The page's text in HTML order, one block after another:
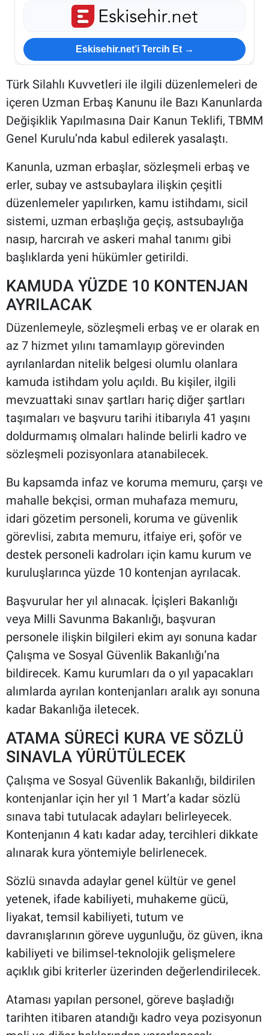
Eskisehir.net’i Tercih Et →
Türk Silahlı Kuvvetleri ile ilgili düzenlemeleri de
içeren Uzman Erbaş Kanunu ile Bazı Kanunlarda
Değişiklik Yapılmasına Dair Kanun Teklifi, TBMM
Genel Kurulu’nda kabul edilerek yasalaştı.
Kanunla, uzman erbaşlar, sözleşmeli erbaş ve
erler, subay ve astsubaylara ilişkin çeşitli
düzenlemeler yapılırken, kamu istihdamı, sicil
sistemi, uzman erbaşlığa geçiş, astsubaylığa
nasıp, harcırah ve askeri mahal tanımı gibi
başlıklarda yeni hükümler getirildi.
KAMUDA YÜZDE 10 KONTENJAN
AYRILACAK
Düzenlemeyle, sözleşmeli erbaş ve er olarak en
az 7 hizmet yılını tamamlayıp görevinden
ayrılanlardan nitelik belgesi olumlu olanlara
kamuda istihdam yolu açıldı. Bu kişiler, ilgili
mevzuattaki sınav şartları hariç diğer şartları
taşımaları ve başvuru tarihi itibarıyla 41 yaşını
doldurmamış olmaları halinde belirli kadro ve
sözleşmeli pozisyonlara atanabilecek.
Bu kapsamda infaz ve koruma memuru, çarşı ve
mahalle bekçisi, orman muhafaza memuru,
idari gözetim personeli, koruma ve güvenlik
görevlisi, zabıta memuru, itfaiye eri, şoför ve
destek personeli kadroları için kamu kurum ve
kuruluşlarınca yüzde 10 kontenjan ayrılacak.
Başvurular her yıl alınacak. İçişleri Bakanlığı
veya Milli Savunma Bakanlığı, başvuran
personele ilişkin bilgileri ekim ayı sonuna kadar
Çalışma ve Sosyal Güvenlik Bakanlığı’na
bildirecek. Kamu kurumları da o yıl yapacakları
alımlarda ayrılan kontenjanları aralık ayı sonuna
kadar Bakanlığa iletecek.
ATAMA SÜRECİ KURA VE SÖZLÜ
SINAVLA YÜRÜTÜLECEK
Çalışma ve Sosyal Güvenlik Bakanlığı, bildirilen
kontenjanlar için her yıl 1 Mart’a kadar sözlü
sınava tabi tutulacak adayları belirleyecek.
Kontenjanın 4 katı kadar aday, tercihleri dikkate
alınarak kura yöntemiyle belirlenecek.
Sözlü sınavda adaylar genel kültür ve genel
yetenek, ifade kabiliyeti, muhakeme gücü,
liyakat, temsil kabiliyeti, tutum ve
davranışlarının göreve uygunluğu, öz güven, ikna
kabiliyeti ve bilimsel-teknolojik gelişmelere
açıklık gibi kriterler üzerinden değerlendirilecek.
Ataması yapılan personel, göreve başladığı
tarihten itibaren atandığı kadro veya pozisyonun